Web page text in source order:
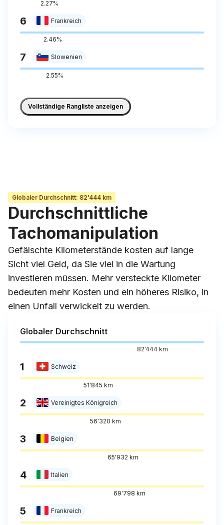
2.27%
6 Frankreich
2.46%
7 Slowenien
2.55%
Vollständige Rangliste anzeigen
Globaler Durchschnitt: 82'444 km
Durchschnittliche
Tachomanipulation
Gefälschte Kilometerstände kosten auf lange
Sicht viel Geld, da Sie viel in die Wartung
investieren müssen. Mehr versteckte Kilometer
bedeuten mehr Kosten und ein höheres Risiko, in
einen Unfall verwickelt zu werden.
Globaler Durchschnitt
82'444 km
1 Schweiz
51'845 km
2 Vereinigtes Königreich
56'320 km
3 Belgien
65'932 km
4 Italien
69'798 km
5 Frankreich